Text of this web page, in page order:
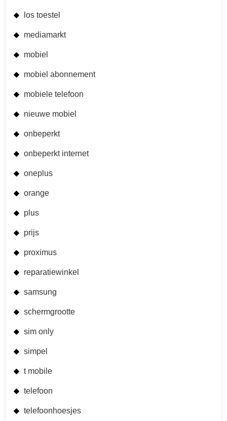
los toestel
mediamarkt
mobiel
mobiel abonnement
mobiele telefoon
nieuwe mobiel
onbeperkt
onbeperkt internet
oneplus
orange
plus
prijs
proximus
reparatiewinkel
samsung
schermgrootte
sim only
simpel
t mobile
telefoon
telefoonhoesjes